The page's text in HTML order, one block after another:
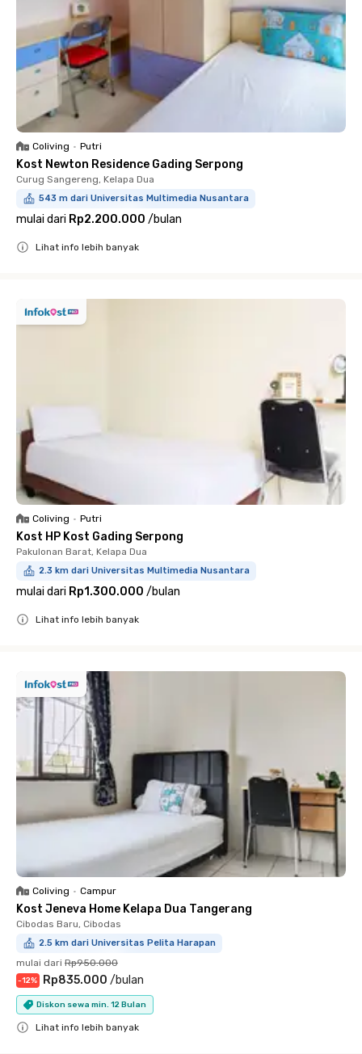
Coliving • Putri
Kost Newton Residence Gading Serpong
Curug Sangereng, Kelapa Dua
543 m dari Universitas Multimedia Nusantara
mulai dari Rp2.200.000 /bulan
Lihat info lebih banyak
Coliving • Putri
Kost HP Kost Gading Serpong
Pakulonan Barat, Kelapa Dua
2.3 km dari Universitas Multimedia Nusantara
mulai dari Rp1.300.000 /bulan
Lihat info lebih banyak
Coliving • Campur
Kost Jeneva Home Kelapa Dua Tangerang
Cibodas Baru, Cibodas
2.5 km dari Universitas Pelita Harapan
mulai dari Rp950.000
-12% Rp835.000 /bulan
Diskon sewa min. 12 Bulan
Lihat info lebih banyak